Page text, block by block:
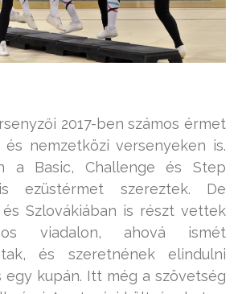
2017-ben számos érmet
és nemzetközi versenyeken is.
a Basic, Challenge és Step
ezüstérmet szereztek. De
és Szlovákiában is részt vettek
viadalon, ahová ismét
és szeretnének elindulni
egy kupán. Itt még a szövetség